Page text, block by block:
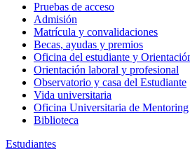
Pruebas de acceso
Admisión
Matrícula y convalidaciones
Becas, ayudas y premios
Oficina del estudiante y
Orientación laboral y profesional
Observatorio y casa del Estudiante
Vida universitaria
Oficina Universitaria de Mentoring
Biblioteca
Estudiantes